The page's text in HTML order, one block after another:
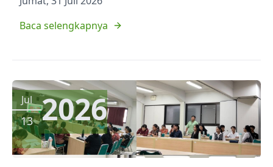
Baca selengkapnya
Jul
13 2026